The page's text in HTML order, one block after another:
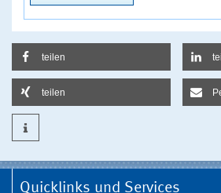
teilen
teilen
Quicklinks und Services